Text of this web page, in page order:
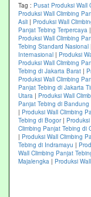
Tag : Pusat Produksi Wall
Produksi Wall Climbing
Asli | Produksi Wall
Panjat Tebing Terpercaya |
Produksi Wall Climbing
Tebing Standard Nasional
Internasional | Produksi
Produksi Wall Climbing
Tebing di Jakarta Barat |
Produksi Wall Climbing
Panjat Tebing di Jakarta
Utara | Produksi Wall
Panjat Tebing di Bandung
| Produksi Wall Climbing
Tebing di Bogor|
Climbing Panjat Tebing di
| Produksi Wall Climbing
Tebing di Indramayu |
Wall Climbing Panjat
Majalengka | Produksi